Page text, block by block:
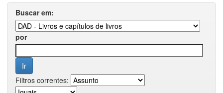
Buscar em:
por
Filtros correntes: